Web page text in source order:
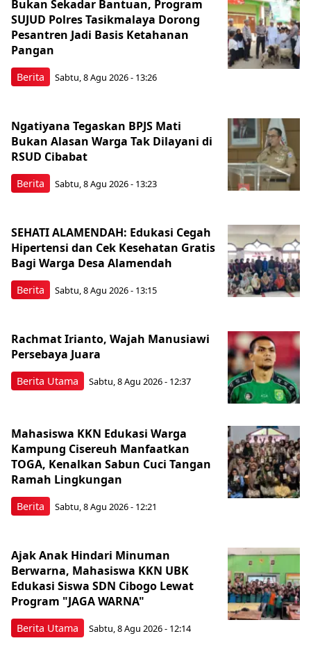
Berita
Bukan Sekadar Bantuan, Program
SUJUD Polres Tasikmalaya Dorong
Pesantren Jadi Basis Ketahanan
Pangan
Sabtu, 8 Agu 2026 - 13:26
Berita
Ngatiyana Tegaskan BPJS Mati
Bukan Alasan Warga Tak Dilayani di
RSUD Cibabat
Sabtu, 8 Agu 2026 - 13:23
Berita
SEHATI ALAMENDAH: Edukasi Cegah
Hipertensi dan Cek Kesehatan Gratis
Bagi Warga Desa Alamendah
Sabtu, 8 Agu 2026 - 13:15
Berita Utama
Rachmat Irianto, Wajah Manusiawi
Persebaya Juara
Sabtu, 8 Agu 2026 - 12:37
Berita
Mahasiswa KKN Edukasi Warga
Kampung Cisereuh Manfaatkan
TOGA, Kenalkan Sabun Cuci Tangan
Ramah Lingkungan
Sabtu, 8 Agu 2026 - 12:21
Berita Utama
Ajak Anak Hindari Minuman
Berwarna, Mahasiswa KKN UBK
Edukasi Siswa SDN Cibogo Lewat
Program "JAGA WARNA"
Sabtu, 8 Agu 2026 - 12:14